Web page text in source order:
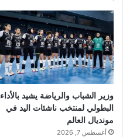
وزير الشباب والرياضة يشيد بالأداء
البطولي لمنتخب ناشئات اليد في
مونديال العالم
أغسطس 7, 2026